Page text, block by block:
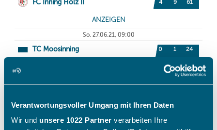
Verantwortungsvoller Umgang mit Ihren Daten
Wir und unsere 1022 Partner verarbeiten Ihre